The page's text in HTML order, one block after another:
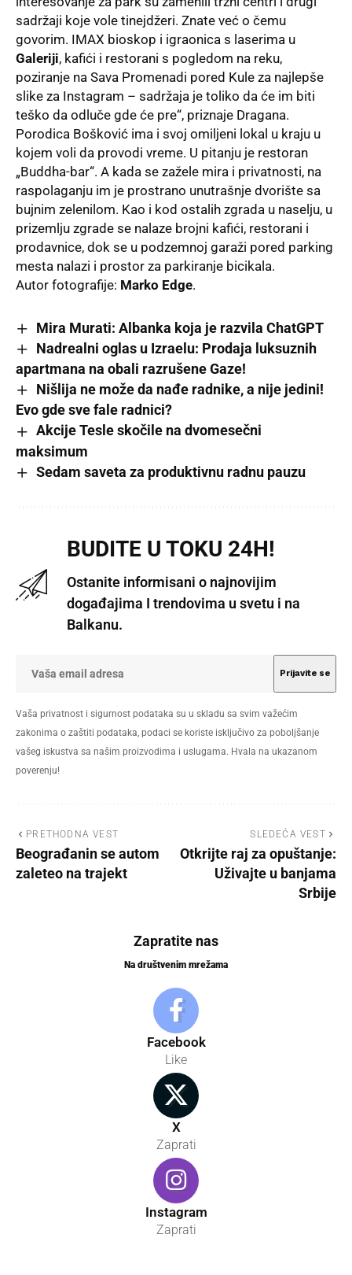
sadržaji koje vole tinejdžeri. Znate već o čemu
govorim. IMAX bioskop i igraonica s laserima u
Galeriji, kafići i restorani s pogledom na reku,
poziranje na Sava Promenadi pored Kule za najlepše
slike za Instagram – sadržaja je toliko da će im biti
teško da odluče gde će pre“, priznaje Dragana.
Porodica Bošković ima i svoj omiljeni lokal u kraju u
kojem voli da provodi vreme. U pitanju je restoran
„Buddha-bar“. A kada se zažele mira i privatnosti, na
raspolaganju im je prostrano unutrašnje dvorište sa
bujnim zelenilom. Kao i kod ostalih zgrada u naselju, u
prizemlju zgrade se nalaze brojni kafići, restorani i
prodavnice, dok se u podzemnoj garaži pored parking
mesta nalazi i prostor za parkiranje bicikala.
Autor fotografije: Marko Edge.
Mira Murati: Albanka koja je razvila ChatGPT
Nadrealni oglas u Izraelu: Prodaja luksuznih
apartmana na obali razrušene Gaze!
Nišlija ne može da nađe radnike, a nije jedini!
Evo gde sve fale radnici?
Akcije Tesle skočile na dvomesečni
maksimum
Sedam saveta za produktivnu radnu pauzu
BUDITE U TOKU 24H!
Ostanite informisani o najnovijim
događajima I trendovima u svetu i na
Balkanu.
Vaša privatnost i sigurnost podataka su u skladu sa svim važećim
zakonima o zaštiti podataka, podaci se koriste isključivo za poboljšanje
vašeg iskustva sa našim proizvodima i uslugama. Hvala na ukazanom
poverenju!
PRETHODNA VEST
Beograđanin se autom
zaleteo na trajekt
SLEDEĆA VEST
Otkrijte raj za opuštanje:
Uživajte u banjama
Srbije
Zapratite nas
Na društvenim mrežama
Facebook
Like
X
Zaprati
Instagram
Zaprati